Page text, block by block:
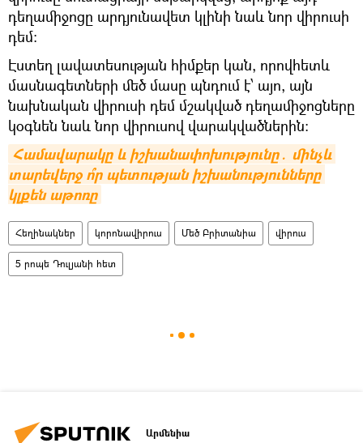
դեղամիջոցը արդյունավետ կլինի նաև նոր վիրուսի
դեմ։
Էստեղ լավատեսության հիմքեր կան, որովհետև
մասնագետների մեծ մասը պնդում է՝ այո, այն
նախնական վիրուսի դեմ մշակված դեղամիջոցները
կօգնեն նաև նոր վիրուսով վարակվածներին։
Համավարակը և իշխանափոխությունը․ մինչև
տարեվերջ ո՞ր պետության իշխանությունները
կլքեն աթոռը
Հեղինակներ կորոնավիրուս Մեծ Բրիտանիա վիրուս
5 րոպե Դուլյանի հետ
Արմենիա